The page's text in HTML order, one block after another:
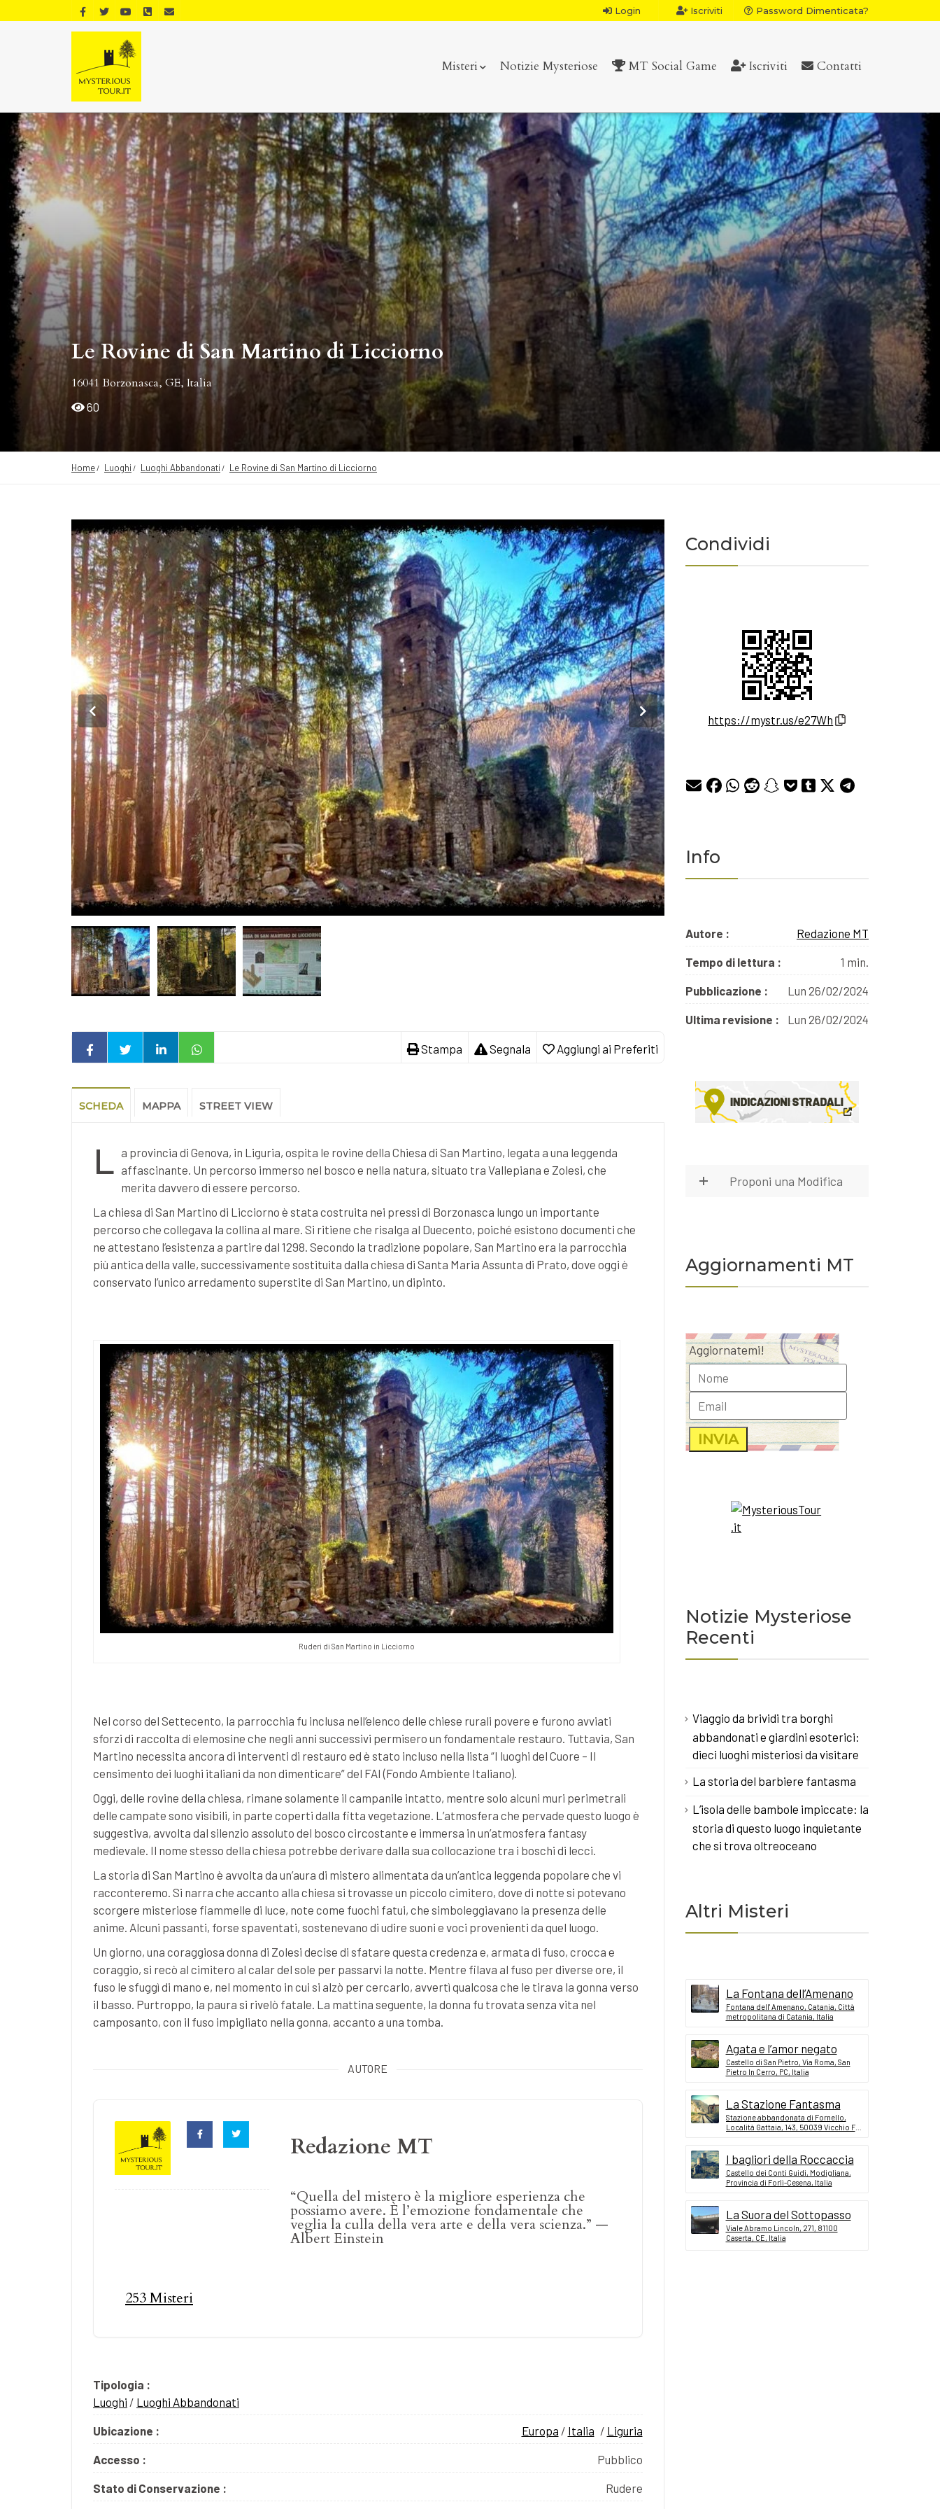
Login Iscriviti Password Dimenticata?
Misteri Notizie Mysteriose MT Social Game Iscriviti Contatti
Le Rovine di San Martino di Licciorno
16041 Borzonasca, GE, Italia
60
Home Luoghi Luoghi Abbandonati Le Rovine di San Martino di Licciorno
Aggiungi ai Preferiti
Segnala
Stampa
SCHEDA MAPPA STREET VIEW
L a provincia di Genova, in Liguria, ospita le rovine della Chiesa di San Martino, legata a una leggenda
affascinante. Un percorso immerso nel bosco e nella natura, situato tra Vallepiana e Zolesi, che
merita davvero di essere percorso.
La chiesa di San Martino di Licciorno è stata costruita nei pressi di Borzonasca lungo un importante
percorso che collegava la collina al mare. Si ritiene che risalga al Duecento, poiché esistono documenti che
ne attestano l’esistenza a partire dal 1298. Secondo la tradizione popolare, San Martino era la parrocchia
più antica della valle, successivamente sostituita dalla chiesa di Santa Maria Assunta di Prato, dove oggi è
conservato l’unico arredamento superstite di San Martino, un dipinto.
Ruderi di San Martino in Licciorno
Nel corso del Settecento, la parrocchia fu inclusa nell’elenco delle chiese rurali povere e furono avviati
sforzi di raccolta di elemosine che negli anni successivi permisero un fondamentale restauro. Tuttavia, San
Martino necessita ancora di interventi di restauro ed è stato incluso nella lista “I luoghi del Cuore – Il
censimento dei luoghi italiani da non dimenticare” del FAI (Fondo Ambiente Italiano).
Oggi, delle rovine della chiesa, rimane solamente il campanile intatto, mentre solo alcuni muri perimetrali
delle campate sono visibili, in parte coperti dalla fitta vegetazione. L’atmosfera che pervade questo luogo è
suggestiva, avvolta dal silenzio assoluto del bosco circostante e immersa in un’atmosfera fantasy
medievale. Il nome stesso della chiesa potrebbe derivare dalla sua collocazione tra i boschi di lecci.
La storia di San Martino è avvolta da un’aura di mistero alimentata da un’antica leggenda popolare che vi
racconteremo. Si narra che accanto alla chiesa si trovasse un piccolo cimitero, dove di notte si potevano
scorgere misteriose fiammelle di luce, note come fuochi fatui, che simboleggiavano la presenza delle
anime. Alcuni passanti, forse spaventati, sostenevano di udire suoni e voci provenienti da quel luogo.
Un giorno, una coraggiosa donna di Zolesi decise di sfatare questa credenza e, armata di fuso, crocca e
coraggio, si recò al cimitero al calar del sole per passarvi la notte. Mentre filava al fuso per diverse ore, il
fuso le sfuggì di mano e, nel momento in cui si alzò per cercarlo, avvertì qualcosa che le tirava la gonna verso
il basso. Purtroppo, la paura si rivelò fatale. La mattina seguente, la donna fu trovata senza vita nel
camposanto, con il fuso impigliato nella gonna, accanto a una tomba.
AUTORE
Redazione MT
“Quella del mistero è la migliore esperienza che
possiamo avere. È l’emozione fondamentale che
veglia la culla della vera arte e della vera scienza.” —
Albert Einstein
253 Misteri
Tipologia :
Luoghi / Luoghi Abbandonati
Ubicazione : Europa / Italia / Liguria
Accesso : Pubblico
Stato di Conservazione : Rudere
Condividi
https://mystr.us/e27Wh
Info
Autore : Redazione MT
Tempo di lettura : 1 min.
Pubblicazione : Lun 26/02/2024
Ultima revisione : Lun 26/02/2024
Proponi una Modifica
Aggiornamenti MT
Aggiornatemi!
Notizie Mysteriose
Recenti
Viaggio da brividi tra borghi
abbandonati e giardini esoterici:
dieci luoghi misteriosi da visitare
La storia del barbiere fantasma
L’isola delle bambole impiccate: la
storia di questo luogo inquietante
che si trova oltreoceano
Altri Misteri
La Fontana dell’Amenano
Fontana dell' Amenano, Catania, Città
metropolitana di Catania, Italia
Agata e l’amor negato
Castello di San Pietro, Via Roma, San
Pietro In Cerro, PC, Italia
La Stazione Fantasma
Stazione abbandonata di Fornello,
Località Gattaia, 143, 50039 Vicchio FI,
I bagliori della Roccaccia
Castello dei Conti Guidi, Modigliana,
Provincia di Forlì-Cesena, Italia
La Suora del Sottopasso
Viale Abramo Lincoln, 271, 81100
Caserta, CE, Italia